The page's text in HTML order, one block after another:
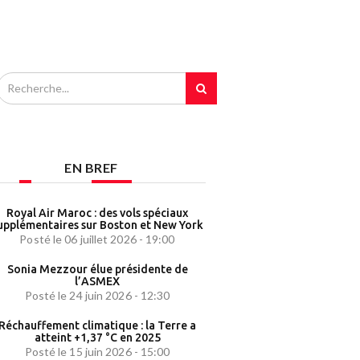
EN BREF
Royal Air Maroc : des vols spéciaux
sur Boston et New York
Posté le 06 juillet 2026 - 19:00
Sonia Mezzour élue présidente de
l’ASMEX
Posté le 24 juin 2026 - 12:30
climatique : la Terre a
atteint +1,37 °C en 2025
Posté le 15 juin 2026 - 15:00